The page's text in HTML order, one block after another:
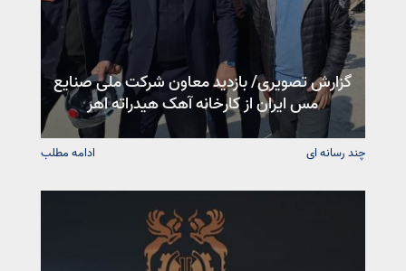
گزارش تصویری/ بازدید معاون شرکت ملی صنایع
مس ایران از کارخانه آهک هیدراته اهر
چند رسانه ای ادامه مطلب